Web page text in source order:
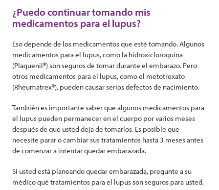
¿Puedo continuar tomando mis
medicamentos para el lupus?
Eso depende de los medicamentos que esté tomando. Algunos
medicamentos para el lupus, como la hidroxicloroquina
(Plaquenil®) son seguros de tomar durante el embarazo. Pero
otros medicamentos para el lupus, como el metotrexato
(Rheumatrex®), pueden causar serios defectos de nacimiento.
También es importante saber que algunos medicamentos para
el lupus pueden permanecer en el cuerpo por varios meses
después de que usted deja de tomarlos. Es posible que
necesite parar o cambiar sus tratamientos hasta 3 meses antes
de comenzar a intentar quedar embarazada.
Si usted está planeando quedar embarazada, pregunte a su
médico qué tratamientos para el lupus son seguros para usted.